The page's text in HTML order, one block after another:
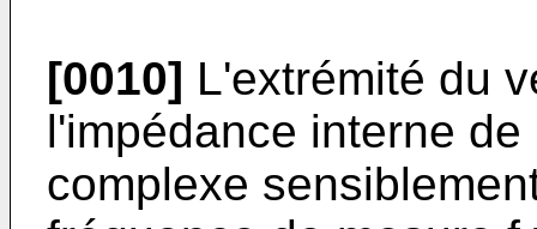
[0010] L'extrémité du
l'impédance interne
complexe